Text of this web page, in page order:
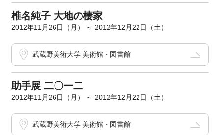
椎名純子 大地の棲家
2012年11月26日（月） ～ 2012年12月22日（土）
武蔵野美術大学 美術館・図書館
助手展 二〇一二
2012年11月26日（月） ～ 2012年12月22日（土）
武蔵野美術大学 美術館・図書館